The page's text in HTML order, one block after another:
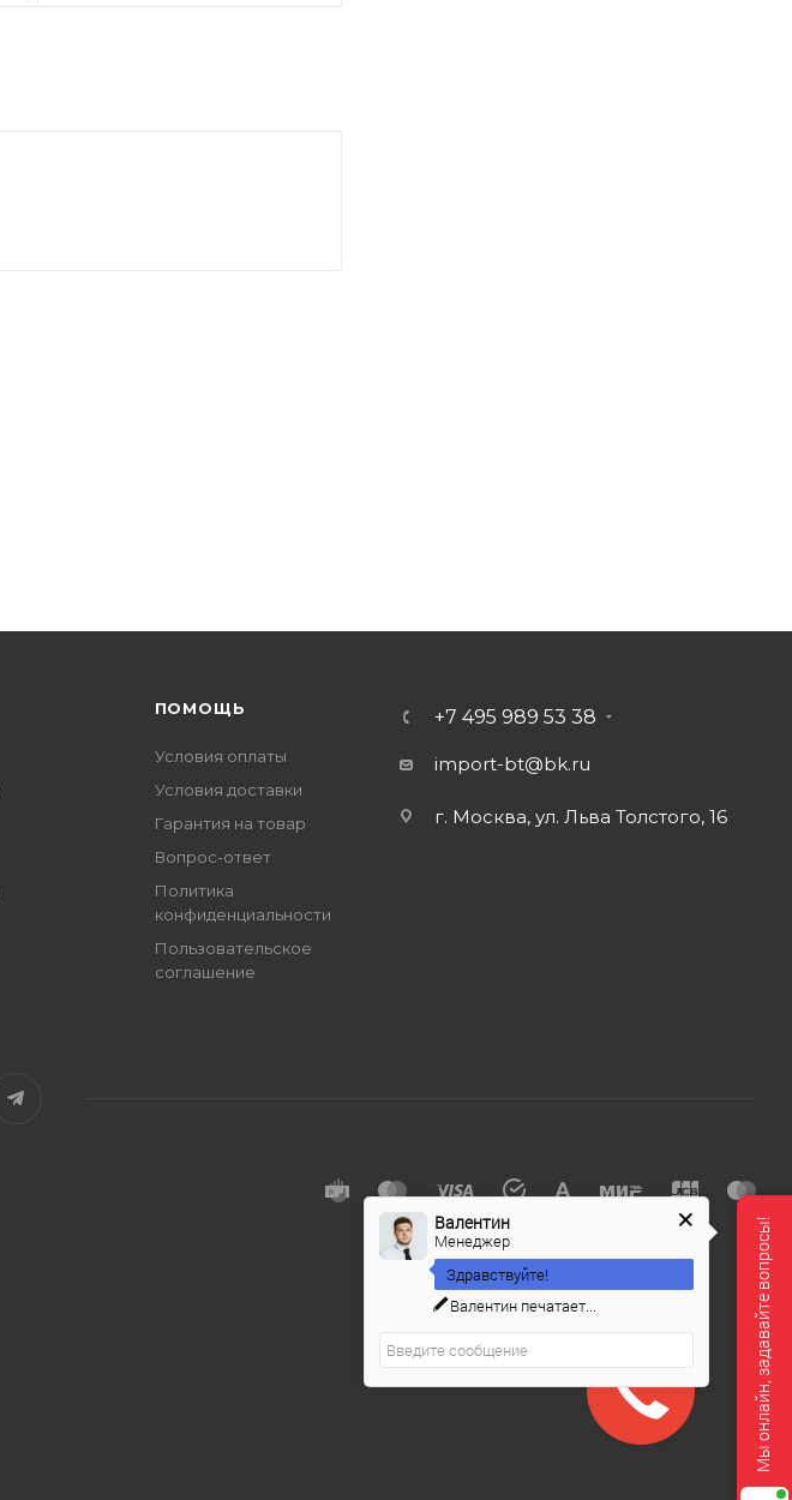
ПОМОЩЬ
Условия оплаты
Условия доставки
Гарантия на товар
Вопрос-ответ
Политика
конфиденциальности
Пользовательское
соглашение
+7 495 989 53 38
import-bt@bk.ru
г. Москва, ул. Льва Толстого, 16
Мы онлайн, задавайте вопросы!
Валентин
Менеджер
Здравствуйте!
Валентин печатает...